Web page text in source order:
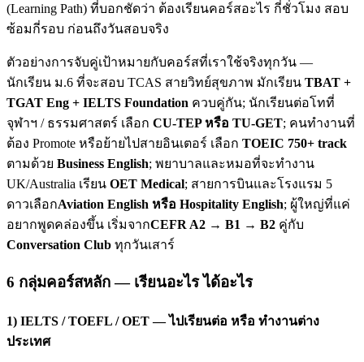
(Learning Path) ที่บอกชัดว่า ต้องเรียนคอร์สอะไร กี่ชั่วโมง สอบ
ซ้อมกี่รอบ ก่อนถึงวันสอบจริง
ตัวอย่างการจับคู่เป้าหมายกับคอร์สที่เราใช้จริงทุกวัน —
นักเรียน ม.6 ที่จะสอบ TCAS สายวิทย์สุขภาพ มักเรียน TBAT +
TGAT Eng + IELTS Foundation ควบคู่กัน; นักเรียนต่อโทที่
จุฬาฯ / ธรรมศาสตร์ เลือก CU-TEP หรือ TU-GET; คนทำงานที่
ต้อง Promote หรือย้ายไปสายอินเตอร์ เลือก TOEIC 750+ track
ตามด้วย Business English; พยาบาลและหมอที่จะทำงาน
UK/Australia เรียน OET Medical; สายการบินและโรงแรม 5
ดาวเลือกAviation English หรือ Hospitality English; ผู้ใหญ่ที่แค่
อยากพูดคล่องขึ้น เริ่มจากCEFR A2 → B1 → B2 คู่กับ
Conversation Club ทุกวันเสาร์
6 กลุ่มคอร์สหลัก — เรียนอะไร ได้อะไร
1) IELTS / TOEFL / OET — ไปเรียนต่อ หรือ ทำงานต่าง
ประเทศ